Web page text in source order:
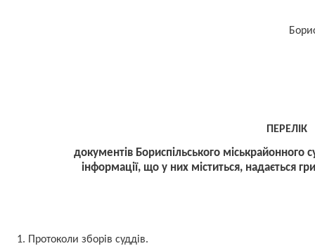
ПЕРЕЛІК
документів Бориспільського міськрайонного
інформації, що у них міститься, надається
1. Протоколи зборів суддів.